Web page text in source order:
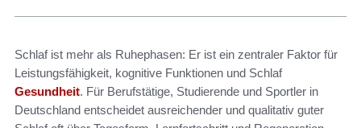
Schlaf ist mehr als Ruhephasen: Er ist ein zentraler Faktor für
Leistungsfähigkeit, kognitive Funktionen und Schlaf
Gesundheit. Für Berufstätige, Studierende und Sportler in
Deutschland entscheidet ausreichender und qualitativ guter